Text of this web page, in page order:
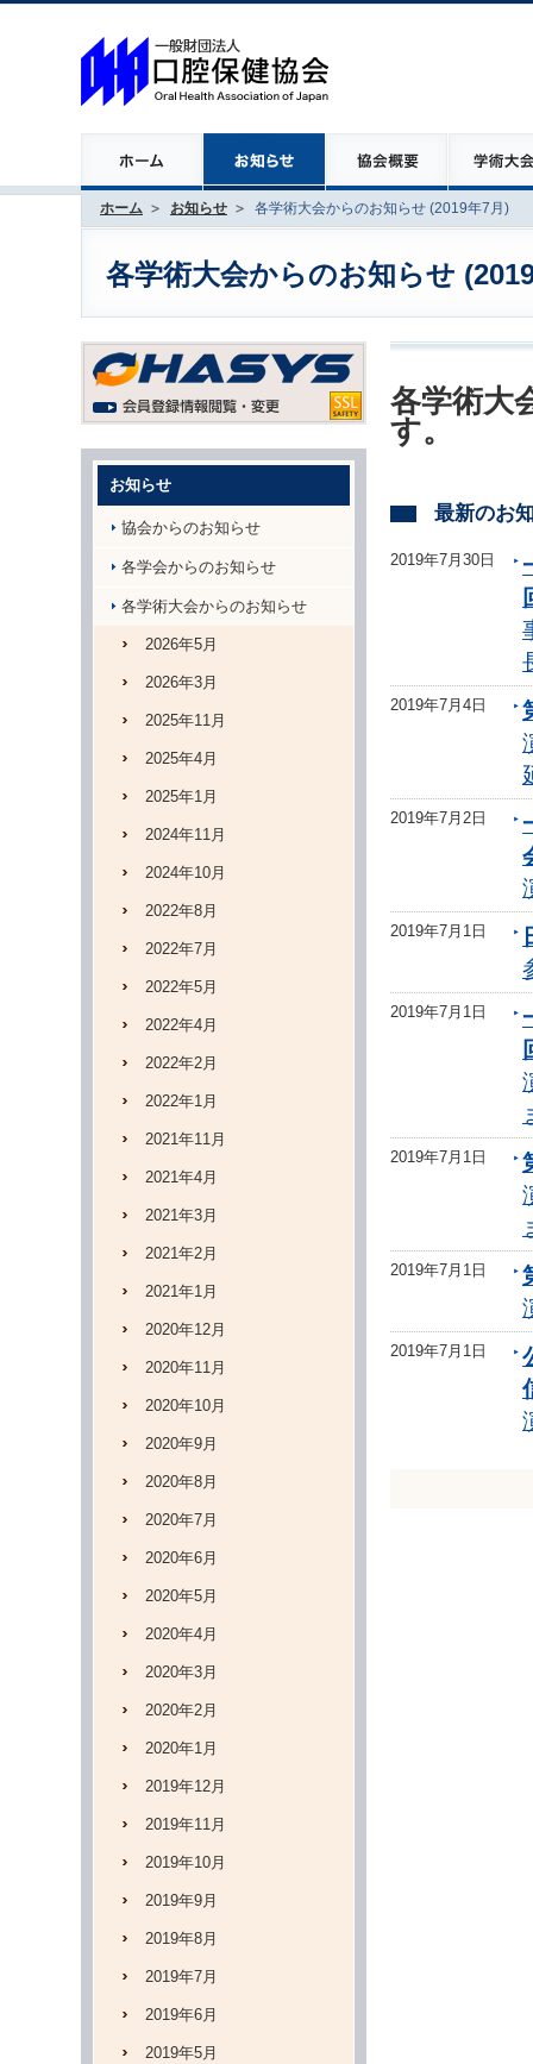
ホーム お知らせ 各学術大会からのお知らせ (2019年7月)
各学術大会からのお知らせ
各学術大
す。
最新のお
2019年7月30日
2019年7月4日
2019年7月2日
2019年7月1日
2019年7月1日
2019年7月1日
2019年7月1日
2019年7月1日
お知らせ
協会からのお知らせ
各学会からのお知らせ
各学術大会からのお知らせ
2026年5月
2026年3月
2025年11月
2025年4月
2025年1月
2024年11月
2024年10月
2022年8月
2022年7月
2022年5月
2022年4月
2022年2月
2022年1月
2021年11月
2021年4月
2021年3月
2021年2月
2021年1月
2020年12月
2020年11月
2020年10月
2020年9月
2020年8月
2020年7月
2020年6月
2020年5月
2020年4月
2020年3月
2020年2月
2020年1月
2019年12月
2019年11月
2019年10月
2019年9月
2019年8月
2019年7月
2019年6月
2019年5月